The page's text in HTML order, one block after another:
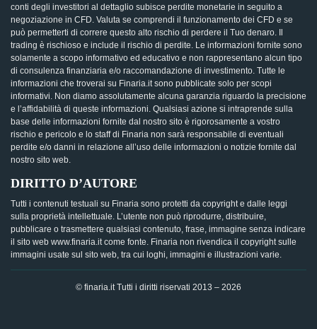
conti degli investitori al dettaglio subisce perdite monetarie in seguito a
negoziazione in CFD. Valuta se comprendi il funzionamento dei CFD e se
può permetterti di correre questo alto rischio di perdere il Tuo denaro. Il
trading è rischioso e include il rischio di perdite. Le informazioni fornite sono
solamente a scopo informativo ed educativo e non rappresentano alcun tipo
di consulenza finanziaria e/o raccomandazione di investimento. Tutte le
informazioni che troverai su Finaria.it sono pubblicate solo per scopi
informativi. Non diamo assolutamente alcuna garanzia riguardo la precisione
e l’affidabilità di queste informazioni. Qualsiasi azione si intraprende sulla
base delle informazioni fornite dal nostro sito è rigorosamente a vostro
rischio e pericolo e lo staff di Finaria non sarà responsabile di eventuali
perdite e/o danni in relazione all’uso delle informazioni o notizie fornite dal
nostro sito web.
DIRITTO D’AUTORE
Tutti i contenuti testuali su Finaria sono protetti da copyright e dalle leggi
sulla proprietà intellettuale. L’utente non può riprodurre, distribuire,
pubblicare o trasmettere qualsiasi contenuto, frase, immagine senza indicare
il sito web www.finaria.it come fonte. Finaria non rivendica il copyright sulle
immagini usate sul sito web, tra cui loghi, immagini e illustrazioni varie.
© finaria.it Tutti i diritti riservati 2013 – 2026